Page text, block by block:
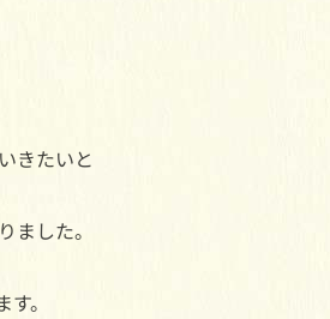
きたいと
した。
。